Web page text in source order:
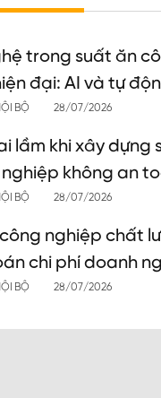
trong suất ăn
đại: AI và tự
BỘ 28/07/2026
lầm khi xây dựng
không an
BỘ 28/07/2026
nghiệp chất
chi phí doanh
BỘ 28/07/2026